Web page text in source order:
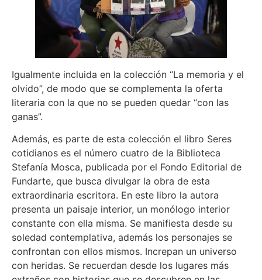
Igualmente incluida en la colección “La memoria y el
olvido”, de modo que se complementa la oferta
literaria con la que no se pueden quedar “con las
ganas”.
Además, es parte de esta colección el libro Seres
cotidianos es el número cuatro de la Biblioteca
Stefanía Mosca, publicada por el Fondo Editorial de
Fundarte, que busca divulgar la obra de esta
extraordinaria escritora. En este libro la autora
presenta un paisaje interior, un monólogo interior
constante con ella misma. Se manifiesta desde su
soledad contemplativa, además los personajes se
confrontan con ellos mismos. Increpan un universo
con heridas. Se recuerdan desde los lugares más